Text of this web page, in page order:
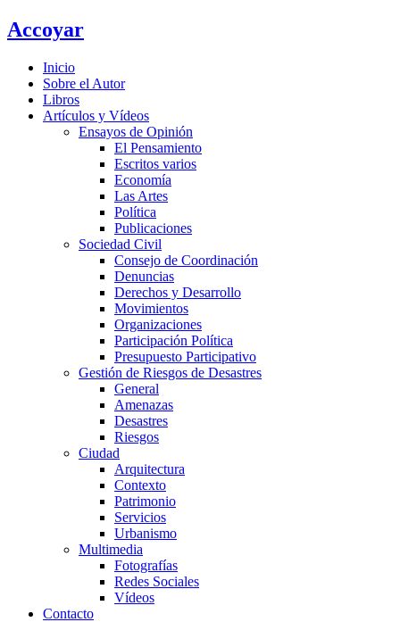
Ir
al
Accoyar
Inicio
Sobre el Autor
Libros
Artículos y Vídeos
Ensayos de Opinión
El Pensamiento
Escritos varios
Economía
Las Artes
Política
Publicaciones
Sociedad Civil
Consejo de Coordinación
Denuncias
Derechos y Desarrollo
Movimientos
Organizaciones
Participación Política
Presupuesto Participativo
Gestión de Riesgos de Desastres
General
Amenazas
Desastres
Riesgos
Ciudad
Arquitectura
Contexto
Patrimonio
Servicios
Urbanismo
Multimedia
Fotografías
Redes Sociales
Vídeos
Contacto